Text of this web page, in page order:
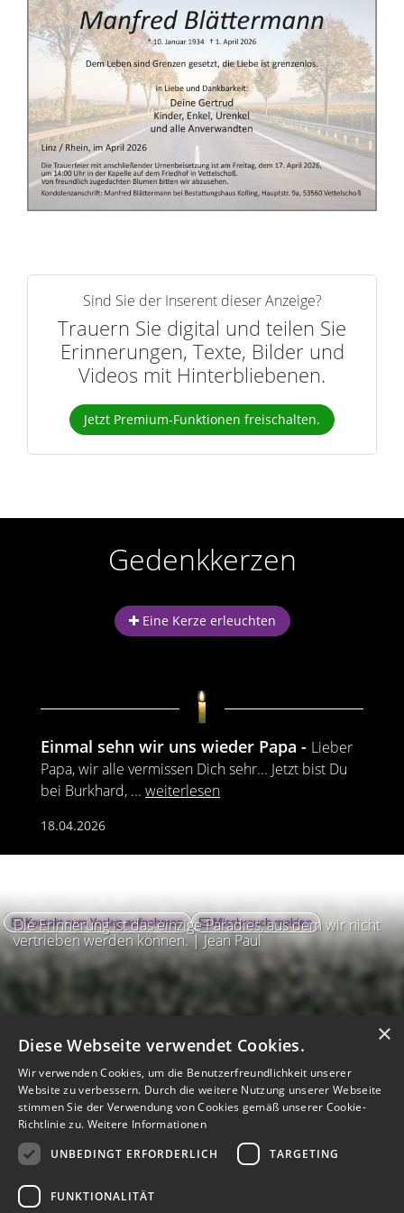
n
n
e
r
n
Sind Sie der Inserent dieser Anzeige?
Trauern Sie digital und teilen Sie
Erinnerungen, Texte, Bilder und
Videos mit Hinterbliebenen.
Jetzt Premium-Funktionen freischalten.
Gedenkkerzen
Eine Kerze erleuchten
Einmal sehn wir uns wieder Papa
Lieber
Papa, wir alle vermissen Dich sehr... Jetzt bist Du
bei Burkhard, ... weiterlesen
18.04.2026
Die Erinnerung ist das einzige Paradies, aus dem wir nicht
vertrieben werden können. | Jean Paul
Kontakt zum Verlag aufnehmen Missbrauch melden
Barrierefreiheit
Barriere melden
Kontrastmodus aktivieren
×
Diese Webseite verwendet Cookies.
Wir verwenden Cookies, um die Benutzerfreundlichkeit unserer
Website zu verbessern. Durch die weitere Nutzung unserer Webseite
stimmen Sie der Verwendung von Cookies gemäß unserer Cookie-
Richtlinie zu. Weitere Informationen
UNBEDINGT ERFORDERLICH
TARGETING
FUNKTIONALITÄT